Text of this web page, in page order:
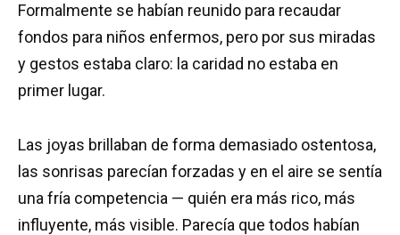
Formalmente se habían reunido para recaudar
fondos para niños enfermos, pero por sus miradas
y gestos estaba claro: la caridad no estaba en
primer lugar.
Las joyas brillaban de forma demasiado ostentosa,
las sonrisas parecían forzadas y en el aire se sentía
una fría competencia — quién era más rico, más
influyente, más visible. Parecía que todos habían